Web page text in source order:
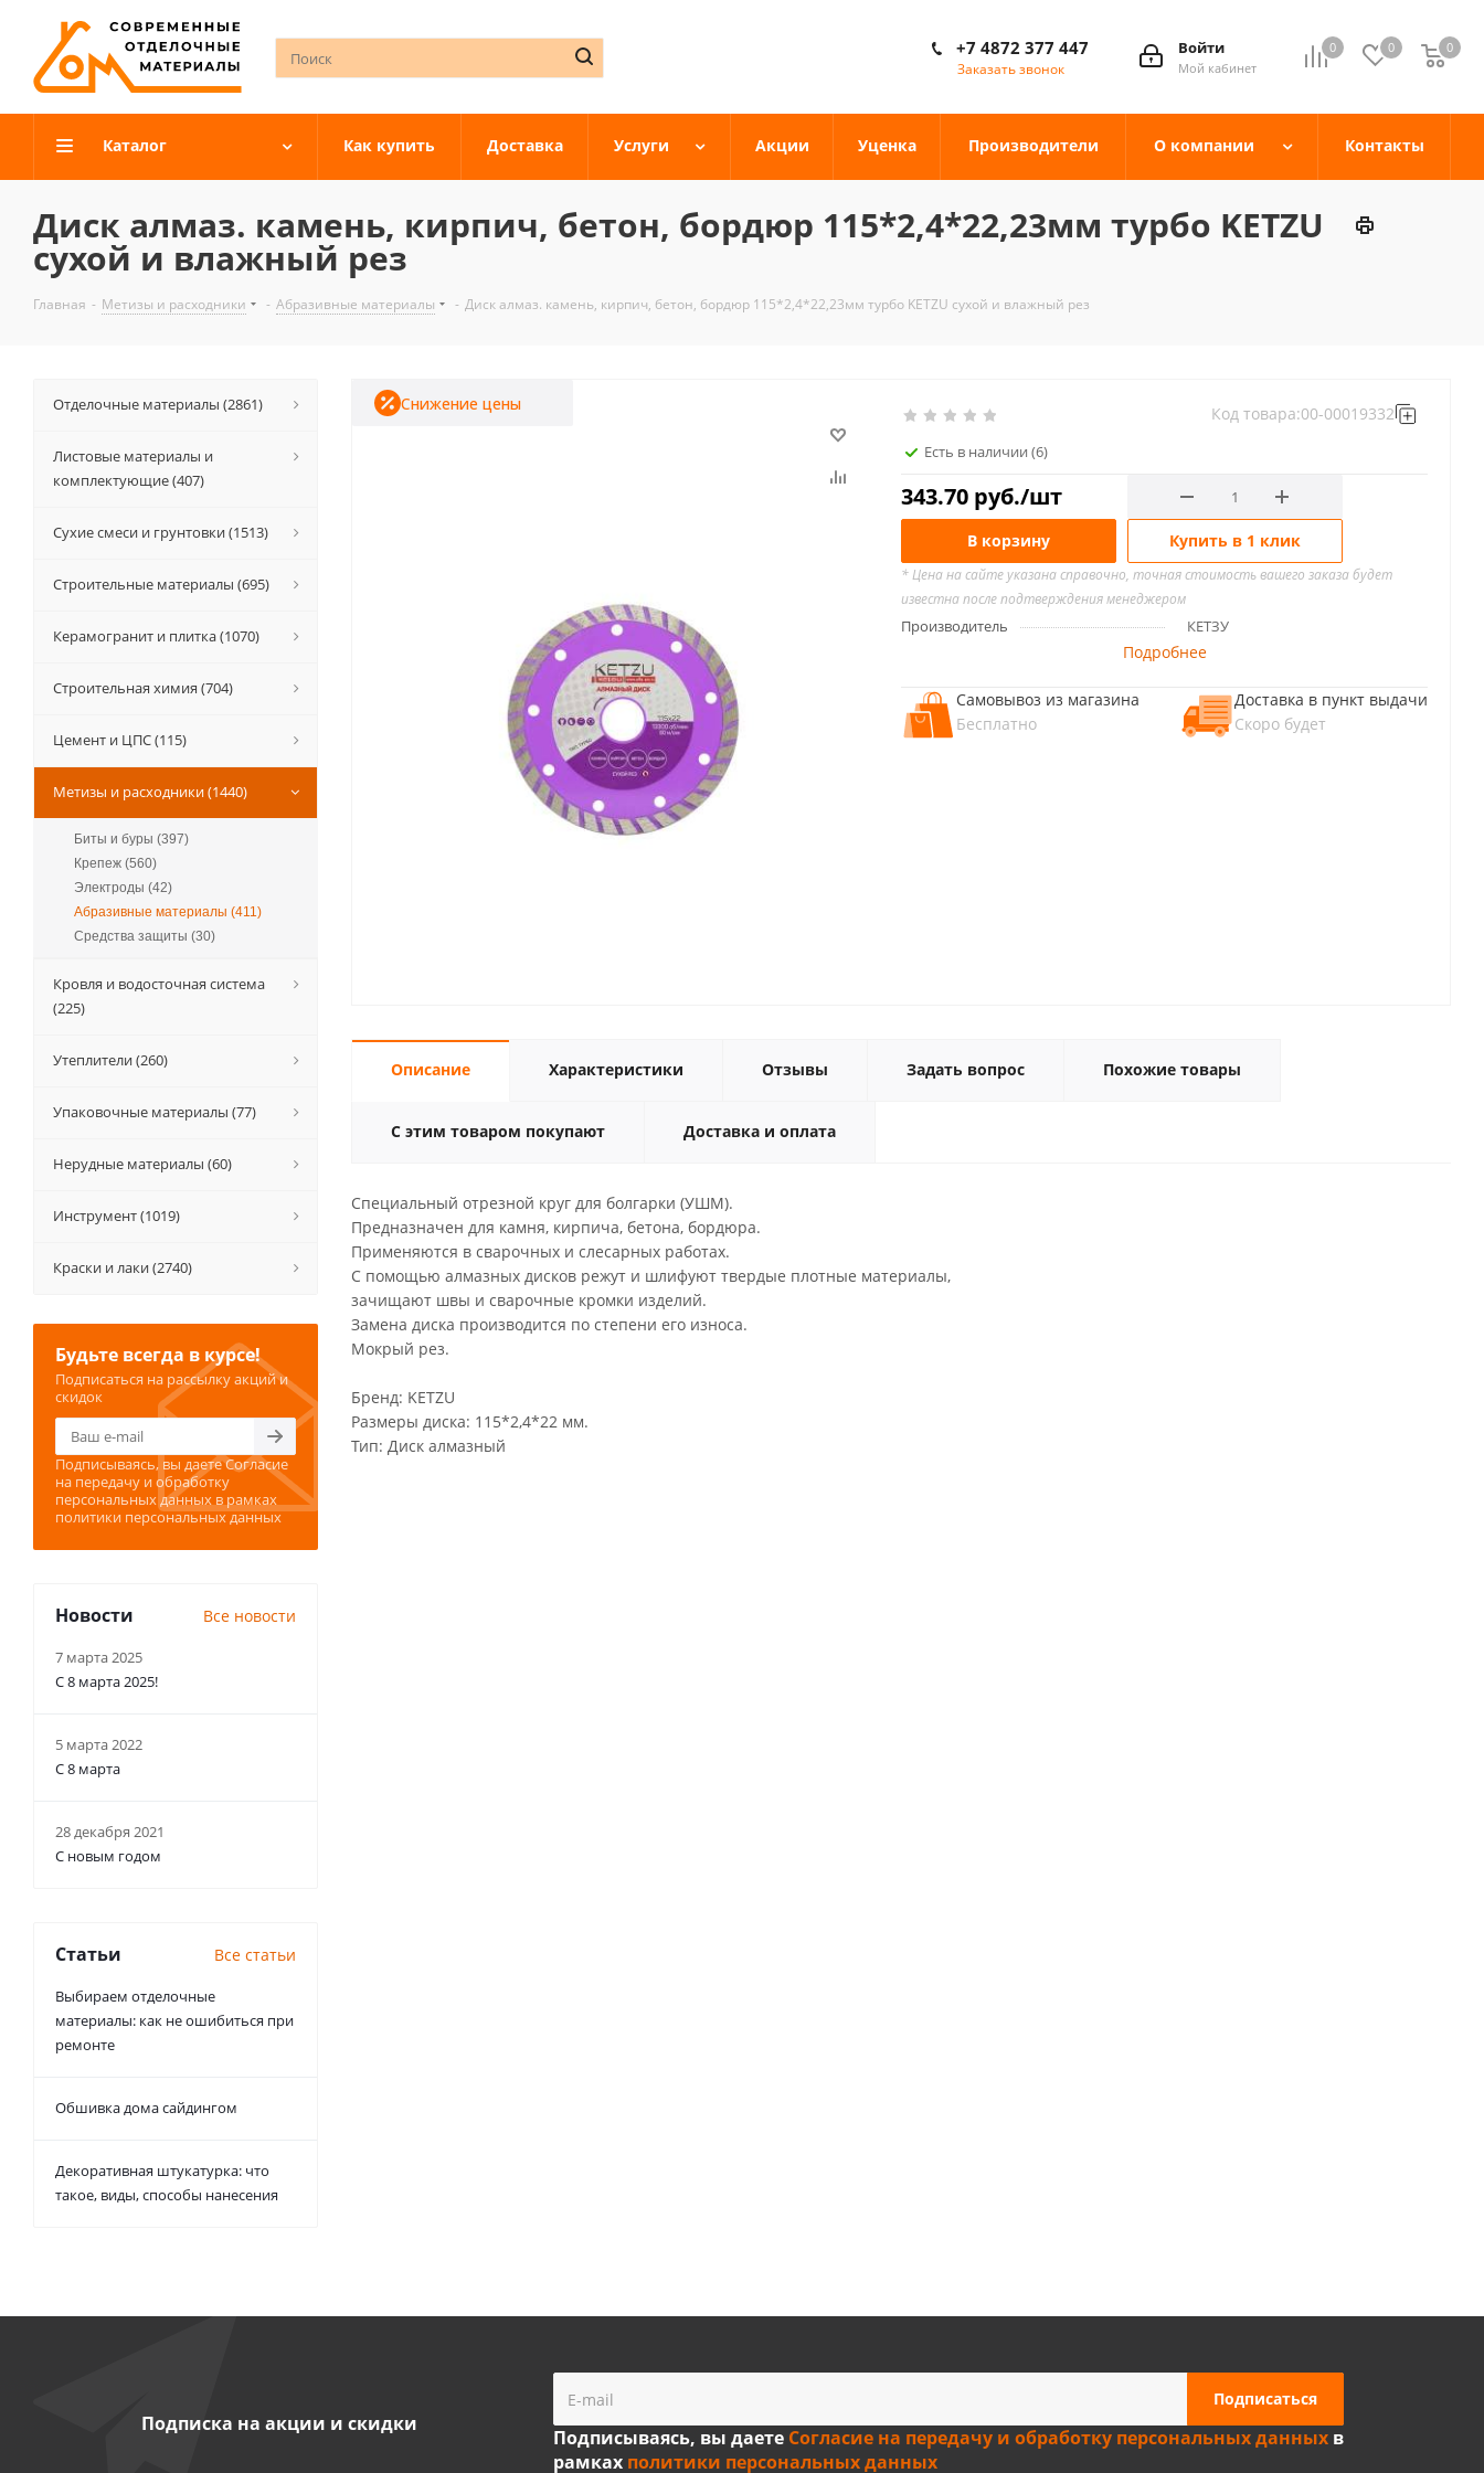
0 0 0
Войти
Мой кабинет
+7 4872 377 447
Заказать звонок
Каталог Как купить Доставка Услуги Акции Уценка Производители О компании Контакты
Диск алмаз. камень, кирпич, бетон, бордюр 115*2,4*22,23мм турбо KETZU
сухой и влажный рез
Главная - Метизы и расходники - Абразивные материалы - Диск алмаз. камень, кирпич, бетон, бордюр 115*2,4*22,23мм турбо KETZU сухой и влажный рез
Есть в наличии (6)
Код товара:00-00019332
343.70 руб./шт
Снижение цены
В корзину Купить в 1 клик
* Цена на сайте указана справочно, точная стоимость вашего заказа будет
известна после подтверждения менеджером
Производитель КЕТЗУ
Подробнее
Самовывоз из магазина
Бесплатно
Доставка в пункт выдачи
Скоро будет
Описание Характеристики Отзывы Задать вопрос Похожие товары
С этим товаром покупают Доставка и оплата
Специальный отрезной круг для болгарки (УШМ).
Предназначен для камня, кирпича, бетона, бордюра.
Применяются в сварочных и слесарных работах.
С помощью алмазных дисков режут и шлифуют твердые плотные материалы,
зачищают швы и сварочные кромки изделий.
Замена диска производится по степени его износа.
Мокрый рез.
Бренд: KETZU
Размеры диска: 115*2,4*22 мм.
Тип: Диск алмазный
Отделочные материалы (2861)
Листовые материалы и
комплектующие (407)
Сухие смеси и грунтовки (1513)
Строительные материалы (695)
Керамогранит и плитка (1070)
Строительная химия (704)
Цемент и ЦПС (115)
Метизы и расходники (1440)
Биты и буры (397)
Крепеж (560)
Электроды (42)
Абразивные материалы (411)
Средства защиты (30)
Кровля и водосточная система
(225)
Утеплители (260)
Упаковочные материалы (77)
Нерудные материалы (60)
Инструмент (1019)
Краски и лаки (2740)
Будьте всегда в курсе!
Подписаться на рассылку акций и
скидок
Подписываясь, вы даетеСогласие
на передачу и обработку
персональных данных в рамках
политики персональных данных
Новости Все новости
7 марта 2025
С 8 марта 2025!
5 марта 2022
С 8 марта
28 декабря 2021
С новым годом
Статьи Все статьи
Выбираем отделочные
материалы: как не ошибиться при
ремонте
Обшивка дома сайдингом
Декоративная штукатурка: что
такое, виды, способы нанесения
Подписка на акции и скидки
Подписываясь, вы даете Согласие на передачу и обработку персональных данныхв
рамках политики персональных данных